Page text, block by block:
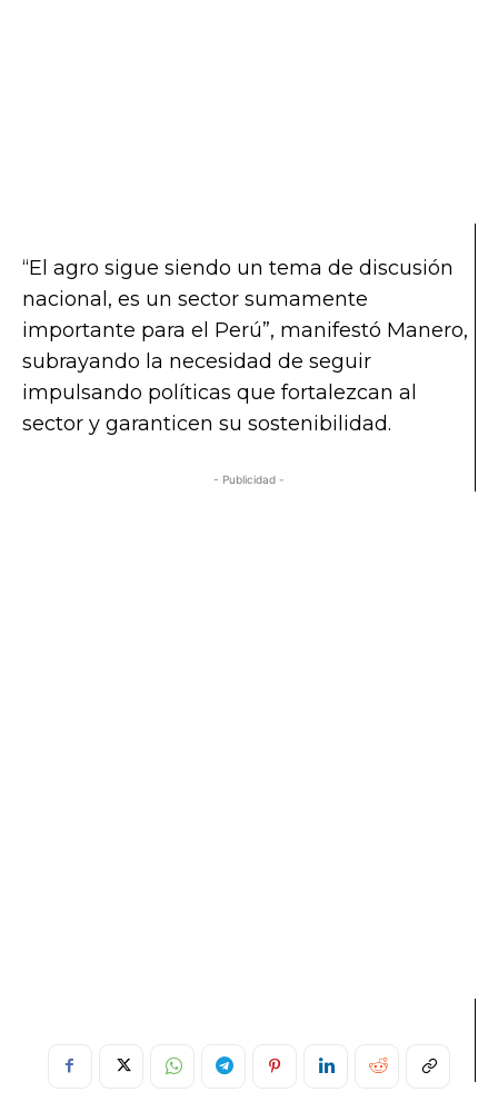
“El agro sigue siendo un tema de discusión
nacional, es un sector sumamente
importante para el Perú”, manifestó Manero,
subrayando la necesidad de seguir
impulsando políticas que fortalezcan al
sector y garanticen su sostenibilidad.
- Publicidad -